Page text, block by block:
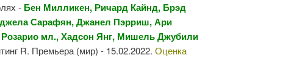
- Бен Милликен, Ричард Кайнд, Брэд
Сарафян, Джанел Пэрриш, Ари
мл., Хадсон Янг, Мишель Джубили
R. Премьера (мир) - 15.02.2022.Оценка